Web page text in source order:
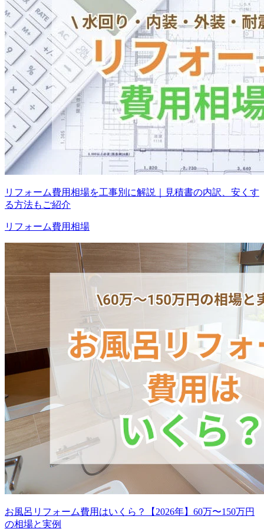
リフォーム費用相場を工事別に解説｜見積書の内訳、安くす
る方法もご紹介
リフォーム費用相場
お風呂リフォーム費用はいくら？【2026年】60万〜150万円
の相場と実例